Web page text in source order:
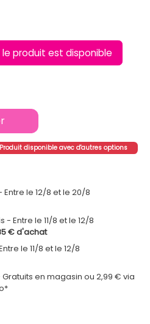
produit est disponible
Produit disponible avec d'autres options
Entre le 12/8 et le 20/8
Entre le 11/8 et le 12/8
€ d'achat
le 11/8 et le 12/8
Gratuits en magasin ou 2,99 € via